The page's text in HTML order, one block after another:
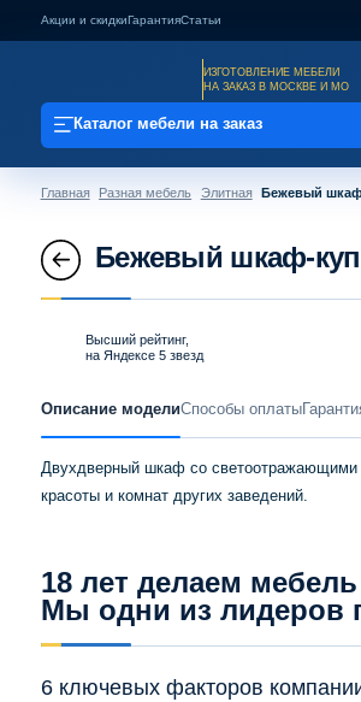
Акции и скидкиГарантияСтатьи
ИЗГОТОВЛЕНИЕ МЕБЕЛИ
НА ЗАКАЗ В МОСКВЕ И МО
Каталог мебели на заказ
Главная Разная мебель Элитная Бежевый
Бежевый шкаф-
Высший рейтинг,
на Яндексе 5 звезд
Описание модели Способы оплаты
Двухдверный шкаф со светоотражающими
красоты и комнат других заведений.
18 лет делаем мебель
Мы одни из лидеров
6 ключевых факторов